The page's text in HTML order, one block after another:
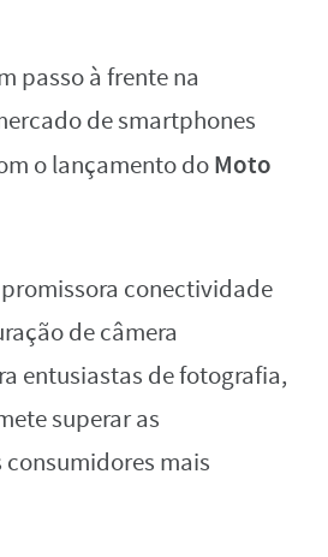
passo à frente na
de smartphones
o lançamento doMoto
conectividade
de câmera
entusiastas de fotografia,
superar as
mais